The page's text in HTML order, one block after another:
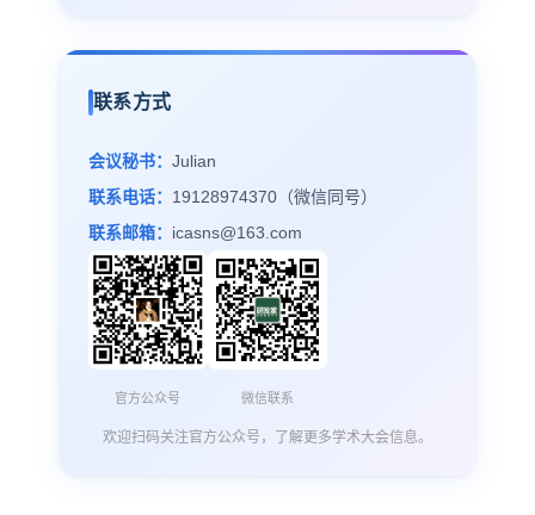
联系方式
会议秘书： Julian
联系电话： 19128974370（微信同号）
联系邮箱： icasns@163.com
官方公众号 微信联系
欢迎扫码关注官方公众号，了解更多学术大会信息。